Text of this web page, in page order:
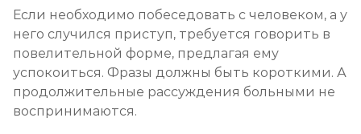
Если необходимо побеседовать с человеком, а у
него случился приступ, требуется говорить в
повелительной форме, предлагая ему
успокоиться. Фразы должны быть короткими. А
продолжительные рассуждения больными не
воспринимаются.